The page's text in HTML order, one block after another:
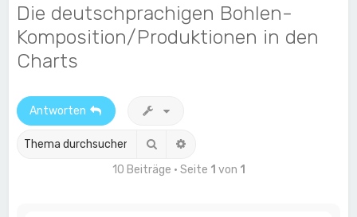
Die deutschprachigen Bohlen-
Komposition/Produktionen in den
Charts
Antworten
Suche
10 Beiträge • Seite 1 von 1